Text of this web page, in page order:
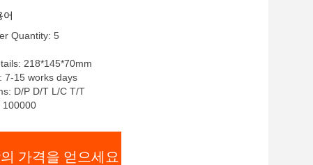
어
Quantity: 5
218*145*70mm
7-15 works days
D/P D/T L/C T/T
100000
가격을 얻으세요